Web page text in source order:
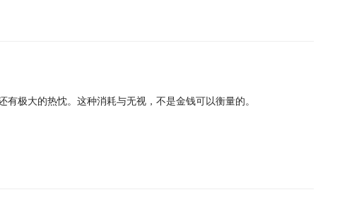
极大的热忱。这种消耗与无视，不是金钱可以衡量的。